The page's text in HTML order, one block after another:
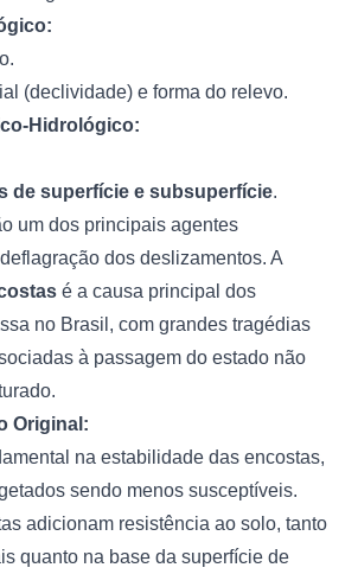
(declividade) e forma do relevo.
Hidrológico:
de superfície e subsuperfície.
um dos principais agentes
dos deslizamentos. A
é a causa principal dos
no Brasil, com grandes tragédias
à passagem do estado não
Original:
na estabilidade das encostas,
sendo menos susceptíveis.
adicionam resistência ao solo, tanto
quanto na base da superfície de